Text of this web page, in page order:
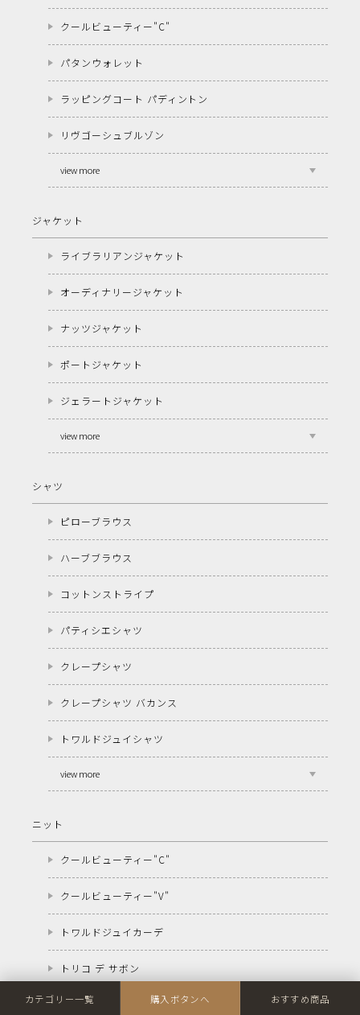
クールビューティー"C"
パタンウォレット
ラッピングコート パディントン
リヴゴーシュブルゾン
view more
ジャケット
ライブラリアンジャケット
オーディナリージャケット
ナッツジャケット
ポートジャケット
ジェラートジャケット
view more
シャツ
ピローブラウス
ハーブブラウス
コットンストライプ
パティシエシャツ
クレープシャツ
クレープシャツ バカンス
トワルドジュイシャツ
view more
ニット
クールビューティー"C"
クールビューティー"V"
トワルドジュイカーデ
トリコ デ サボン
パテ ド ニット
カテゴリー一覧 購入ボタンへ おすすめ商品